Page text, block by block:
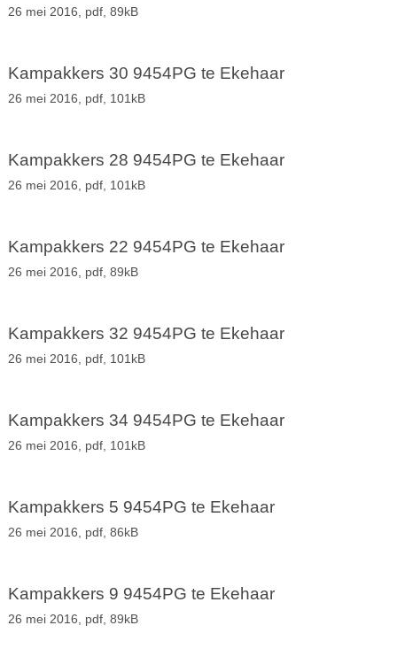
26 mei 2016, pdf, 89kB
Kampakkers 30 9454PG te Ekehaar
26 mei 2016, pdf, 101kB
Kampakkers 28 9454PG te Ekehaar
26 mei 2016, pdf, 101kB
Kampakkers 22 9454PG te Ekehaar
26 mei 2016, pdf, 89kB
Kampakkers 32 9454PG te Ekehaar
26 mei 2016, pdf, 101kB
Kampakkers 34 9454PG te Ekehaar
26 mei 2016, pdf, 101kB
Kampakkers 5 9454PG te Ekehaar
26 mei 2016, pdf, 86kB
Kampakkers 9 9454PG te Ekehaar
26 mei 2016, pdf, 89kB